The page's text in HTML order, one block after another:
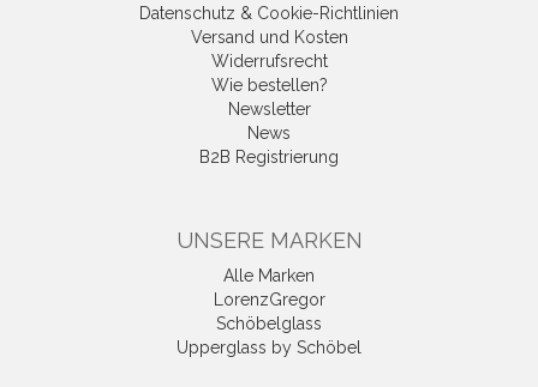
Datenschutz & Cookie-Richtlinien
Versand und Kosten
Widerrufsrecht
Wie bestellen?
Newsletter
News
B2B Registrierung
UNSERE MARKEN
Alle Marken
LorenzGregor
Schöbelglass
Upperglass by Schöbel